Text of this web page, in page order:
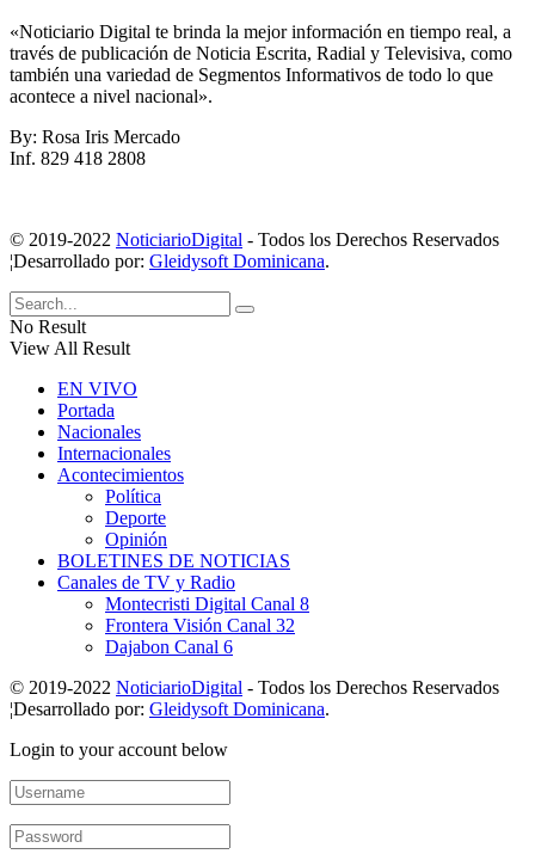
«Noticiario Digital te brinda la mejor información en tiempo real, a
través de publicación de Noticia Escrita, Radial y Televisiva, como
también una variedad de Segmentos Informativos de todo lo que
acontece a nivel nacional».
By: Rosa Iris Mercado
Inf. 829 418 2808
© 2019-2022 NoticiarioDigital - Todos los Derechos Reservados
¦Desarrollado por: Gleidysoft Dominicana.
No Result
View All Result
EN VIVO
Portada
Nacionales
Internacionales
Acontecimientos
Política
Deporte
Opinión
BOLETINES DE NOTICIAS
Canales de TV y Radio
Montecristi Digital Canal 8
Frontera Visión Canal 32
Dajabon Canal 6
© 2019-2022 NoticiarioDigital - Todos los Derechos Reservados
¦Desarrollado por: Gleidysoft Dominicana.
Login to your account below